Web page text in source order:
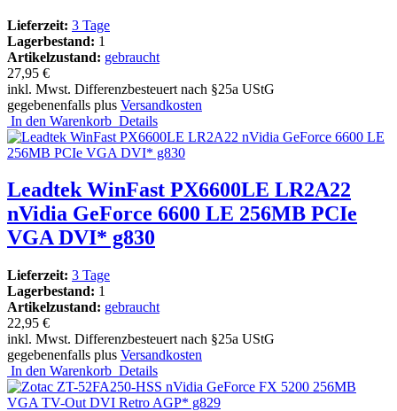
Lieferzeit: 3 Tage
Lagerbestand: 1
Artikelzustand: gebraucht
27,95 €
inkl. Mwst. Differenzbesteuert nach §25a UStG
gegebenenfalls plus Versandkosten
In den Warenkorb Details
Leadtek WinFast PX6600LE LR2A22
nVidia GeForce 6600 LE 256MB PCIe
VGA DVI* g830
Lieferzeit: 3 Tage
Lagerbestand: 1
Artikelzustand: gebraucht
22,95 €
inkl. Mwst. Differenzbesteuert nach §25a UStG
gegebenenfalls plus Versandkosten
In den Warenkorb Details